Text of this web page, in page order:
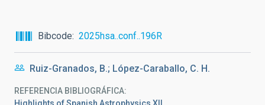
navegación
Bibcode 2025hsa..conf..196R
Ruiz-Granados, B.; López-Caraballo, C. H.
REFERENCIA BIBLIOGRÁFICA